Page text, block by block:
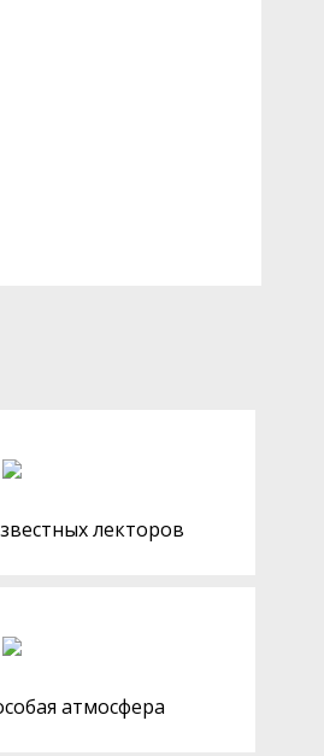
лекторов
атмосфера